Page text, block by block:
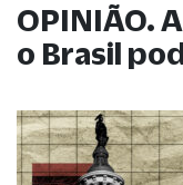
OPINIÃO.
o Brasil